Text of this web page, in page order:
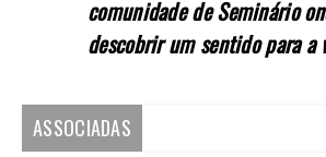
comunidade de Seminário
descobrir um sentido para a
ASSOCIADAS